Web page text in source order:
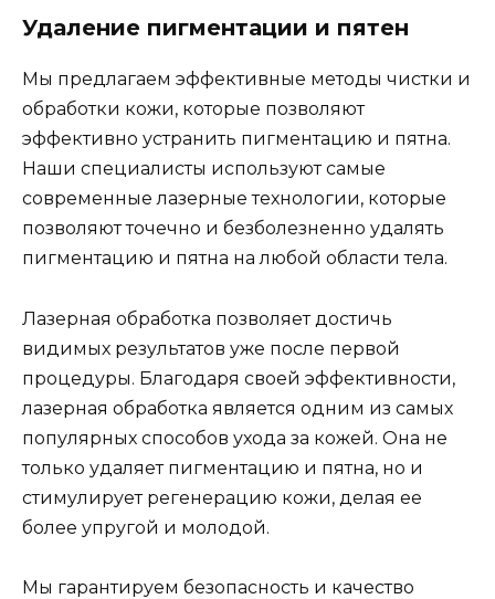
Удаление пигментации и пятен
Мы предлагаем эффективные методы чистки и
обработки кожи, которые позволяют
эффективно устранить пигментацию и пятна.
Наши специалисты используют самые
современные лазерные технологии, которые
позволяют точечно и безболезненно удалять
пигментацию и пятна на любой области тела.
Лазерная обработка позволяет достичь
видимых результатов уже после первой
процедуры. Благодаря своей эффективности,
лазерная обработка является одним из самых
популярных способов ухода за кожей. Она не
только удаляет пигментацию и пятна, но и
стимулирует регенерацию кожи, делая ее
более упругой и молодой.
Мы гарантируем безопасность и качество